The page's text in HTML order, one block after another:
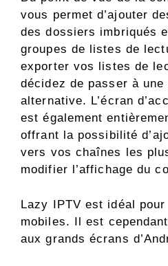
vous permet d’ajouter
des dossiers imbriqués
groupes de listes de
exporter vos listes de
décidez de passer à une
alternative. L’écran
est également
offrant la possibilité
vers vos chaînes les
modifier l’affichage du
Lazy IPTV est idéal
mobiles. Il est
aux grands écrans